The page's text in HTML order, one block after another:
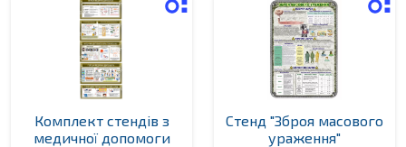
Комплект стендів з
медичної допомоги
Стенд "Зброя масового
ураження"